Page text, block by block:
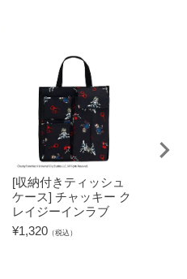
[収納付きティッシュ
ケース] チャッキー ク
レイジーインラブ
¥1,320 （税込）